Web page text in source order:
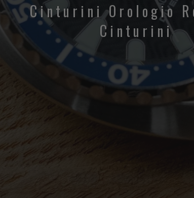
Cinturini Orologio
Cinturini